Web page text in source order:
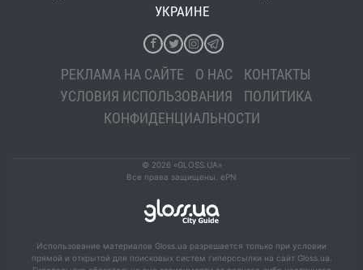
УКРАИНЕ
РЕКЛАМА НА САЙТЕ О НАС
КОНТАКТЫ
УСЛОВИЯ ИСПОЛЬЗОВАНИЯ
ПОЛИТИКА
КОНФИДЕНЦИАЛЬНОСТИ
© 2026 «GLOSS.UA»
Все права защищены. ePN
Использование материалов Gloss.ua разрешается только при условии
прямой и открытой для поисковых систем гиперссылки на сайт Gloss.ua.